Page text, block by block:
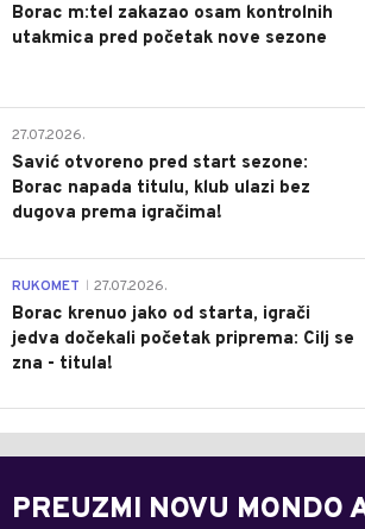
Borac m:tel zakazao osam kontrolnih
utakmica pred početak nove sezone
27.07.2026.
Savić otvoreno pred start sezone:
Borac napada titulu, klub ulazi bez
dugova prema igračima!
RUKOMET 27.07.2026.
Borac krenuo jako od starta, igrači
jedva dočekali početak priprema: Cilj se
zna - titula!
PREUZMI NOVU MONDO